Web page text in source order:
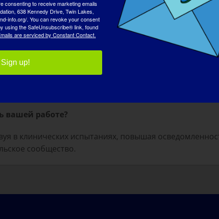
добилось значительного прогресса в
добиться такого же прогресса в поиске
такие как CRISPR, для создания моделей зебрафиш
области?
за ними ухаживает, улучшилось; именно это
вашей работе?
в клинических испытаниях, повышая
сообщество.
consenting to receive marketing emails
638 Kennedy Drive, Twin Lakes,
info.org/. You can revoke your consent
using the SafeUnsubscribe® link, found
are serviced by Constant Contact.
Sign up!